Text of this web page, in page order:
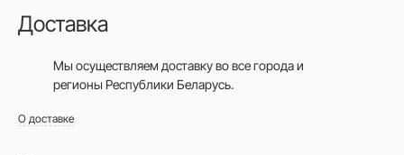
Доставка
Мы осуществляем доставку во все городаи
регионы Республики Беларусь.
О доставке